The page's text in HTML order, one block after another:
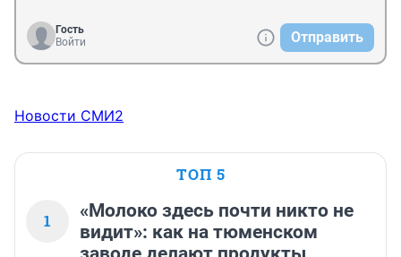
Гость
Войти
Отправить
Новости СМИ2
ТОП 5
1
«Молоко здесь почти никто не
видит»: как на тюменском